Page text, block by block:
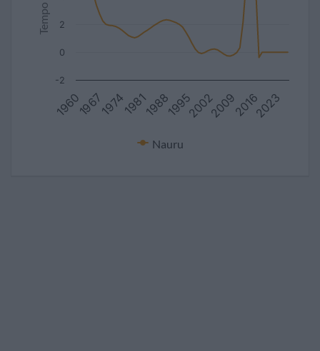
Nauru
1960 2002
19671974198119881995 200920162023
-2
0
2